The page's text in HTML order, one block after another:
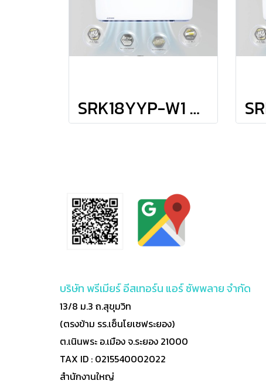
SRK18YYP-W1 แอร์มิตซูบิชิ เฮพวี่ดิวตี้ HEAVYDUTY แบบติดผนัง รุ่น HOSHI Series INVERTER R-32 ขนาด 18,600BTU(4436-18766) #5⭐ รีโมทไร้สาย พร้อมติดตั้ง
บริษัท พรีเมียร์ อีสเทอร์น แอร์ ซัพพลาย จำกัด
13/8 ม.3 ถ.สุขุมวิท
(ตรงข้าม รร.เซ็นโยเซฟระยอง)
ต.เนินพระ อ.เมือง จ.ระยอง 21000
TAX ID : 0215540002022
สำนักงานใหญ่